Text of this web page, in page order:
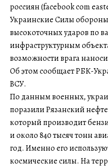
россиян (facebook com
Украинские Силы
высокоточных ударов по
инфраструктурным
возможности врага
Об этом сообщает РБК-
ВСУ.
По данным военных,
поразили Рязанский
который производит
и около 840 тысяч тонн
год. Именно его
космические силы. На